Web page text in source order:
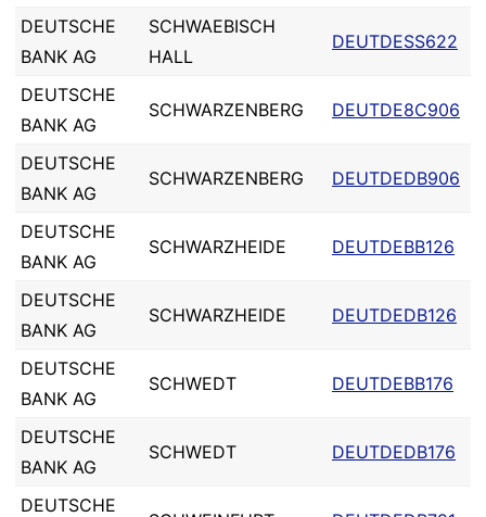
DEUTSCHE
BANK AG
SCHWAEBISCH
HALL
DEUTDESS622
DEUTSCHE
BANK AG
SCHWARZENBERG DEUTDE8C906
DEUTSCHE
BANK AG
SCHWARZENBERG DEUTDEDB906
DEUTSCHE
BANK AG
SCHWARZHEIDE DEUTDEBB126
DEUTSCHE
BANK AG
SCHWARZHEIDE DEUTDEDB126
DEUTSCHE
BANK AG
SCHWEDT DEUTDEBB176
DEUTSCHE
BANK AG
SCHWEDT DEUTDEDB176
DEUTSCHE